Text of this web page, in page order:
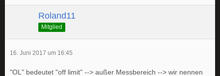
Roland11
Mitglied
16. Juni 2017 um 16:45
"OL" bedeutet "off limit" --> außer Messbereich --> wir nennen